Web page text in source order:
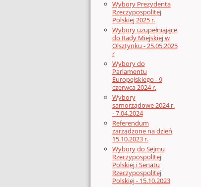
Wybory Prezydenta
Rzeczypospolitej
Polskiej 2025 r.
Wybory uzupełniające
do Rady Miejskiej w
Olsztynku - 25.05.2025
r
Wybory do
Parlamentu
Europejskiego - 9
czerwca 2024 r.
Wybory
samorządowe 2024 r.
- 7.04.2024
Referendum
zarządzone na dzień
15.10.2023 r.
Wybory do Sejmu
Rzeczypospolitej
Polskiej i Senatu
Rzeczypospolitej
Polskiej - 15.10.2023